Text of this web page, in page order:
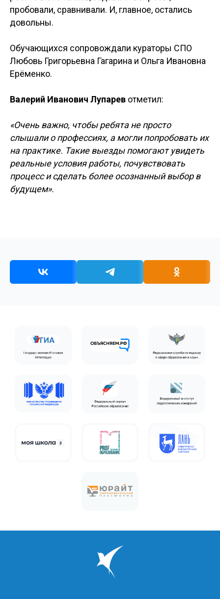
пробовали, сравнивали. И, главное, остались
довольны.
Обучающихся сопровождали кураторы СПО
Любовь Григорьевна Гагарина и Ольга Ивановна
Ерёменко.
Валерий Иванович Лупарев отметил:
«Очень важно, чтобы ребята не просто
слышали о профессиях, а могли попробовать их
на практике. Такие выезды помогают увидеть
реальные условия работы, почувствовать
процесс и сделать более осознанный выбор в
будущем».